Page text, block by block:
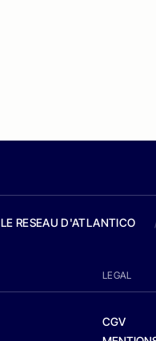
LE RESEAU D'ATLANTICO
LEGAL
CGV